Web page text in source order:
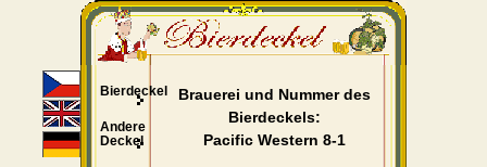
Brauerei und Nummer des
Bierdeckels:
Pacific Western 8-1
Bierdeckel
Andere
Deckel